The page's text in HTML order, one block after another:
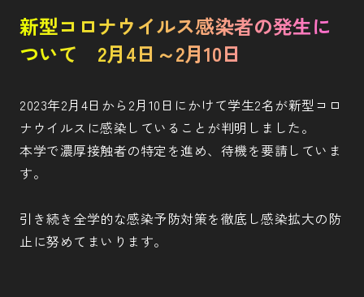
新型コロナウイルス感染者の発生に
ついて 2月4日～2月10日
2023年2月4日から2月10日にかけて学生2名が新型コロ
ナウイルスに感染していることが判明しました。
本学で濃厚接触者の特定を進め、待機を要請していま
す。
引き続き全学的な感染予防対策を徹底し感染拡大の防
止に努めてまいります。